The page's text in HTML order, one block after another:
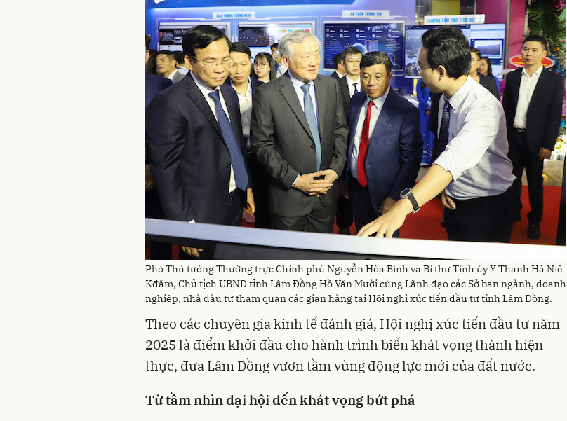
Phó Thủ tướng Thường trực Chính phủ Nguyễn Hòa Bình và Bí thư Tỉnh ủy Y Thanh Hà Niê
Kđăm, Chủ tịch UBND tỉnh Lâm Đồng Hồ Văn Mười cùng Lãnh đạo các Sở ban ngành, doanh
nghiệp, nhà đàu tư tham quan các gian hàng tại Hội nghị xúc tiến đầu tư tỉnh Lâm Đồng.
Theo các chuyên gia kinh tế đánh giá, Hội nghị xúc tiến đầu tư năm
2025 là điểm khởi đầu cho hành trình biến khát vọng thành hiện
thực, đưa Lâm Đồng vươn tầm vùng động lực mới của đất nước.
Từ tầm nhìn đại hội đến khát vọng bứt phá